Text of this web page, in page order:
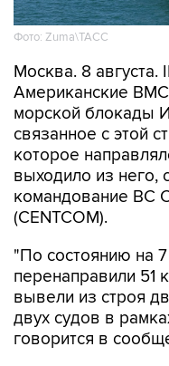
Фото: Zuma\ТАСС
Москва. 8 августа.
Американские
морской блокады
связанное с этой
которое
выходило из него,
командование ВС
(CENTCOM).
"По состоянию на 7
перенаправили 51
вывели из строя
двух судов в
говорится в